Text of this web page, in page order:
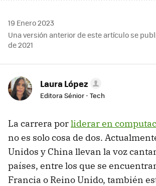
19 Enero 2023
Una versión anterior de este artículo se
de 2021
Laura López
Editora Sénior - Tech
La carrera porliderar en
no es solo cosa de dos.
Unidos y China llevan la voz
países, entre los que se
Francia o Reino Unido, también